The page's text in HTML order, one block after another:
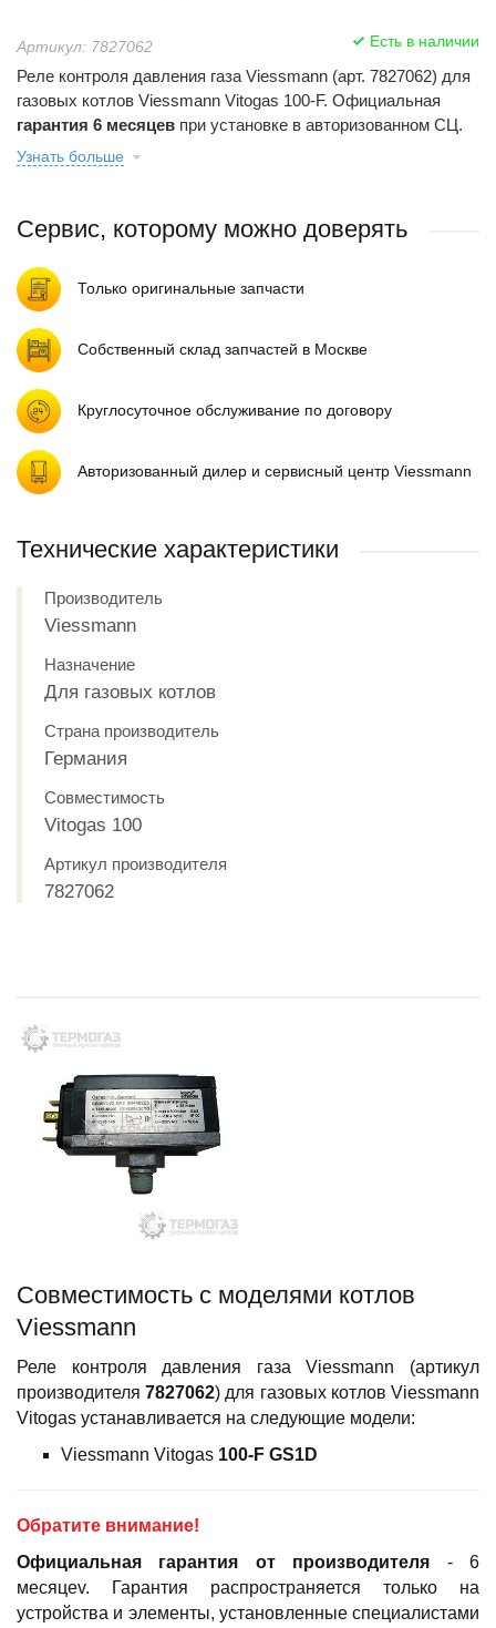
Артикул: 7827062 Есть в наличии
Реле контроля давления газа Viessmann (арт. 7827062) для
газовых котлов Viessmann Vitogas 100-F. Официальная
гарантия 6 месяцев при установке в авторизованном СЦ.
Узнать больше
Сервис, которому можно доверять
Только оригинальные запчасти
Собственный склад запчастей в Москве
Круглосуточное обслуживание по договору
Авторизованный дилер и сервисный центр Viessmann
Технические характеристики
Производитель
Viessmann
Назначение
Для газовых котлов
Страна производитель
Германия
Совместимость
Vitogas 100
Артикул производителя
7827062
Совместимость c моделями котлов
Viessmann
Реле контроля давления газа Viessmann (артикул
производителя7827062) для газовых котлов Viessmann
Vitogas устанавливается на следующие модели:
Viessmann Vitogas 100-F GS1D
Обратите внимание!
Официальная гарантия
от производителя - 6
месяцеv. Гарантия распространяется только на
устройства и элементы, установленные специалистами